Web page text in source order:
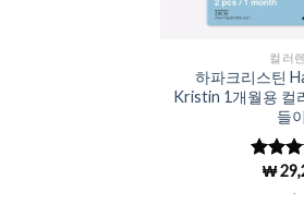
컬러
하파크리스틴
Kristin 1개월용 컬
들
5 중
로
₩